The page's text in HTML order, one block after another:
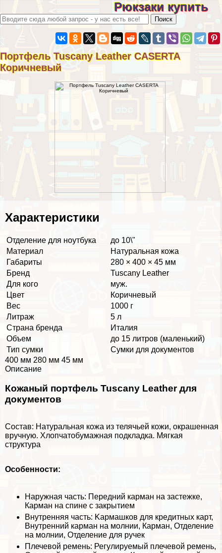
Рюкзаки купить
Портфель Tuscany Leather CASERTA
Коричневый
Хаpaктеристики
Отделение для ноутбука
до 10\"
Материал
Натуральная кожа
Габариты
280 × 400 × 45 мм
Бренд
Tuscany Leather
Для кого
муж.
Цвет
Коричневый
Вес
1000 г
Литраж
5 л
Страна бренда
Италия
Объем
до 15 литров (маленький)
Тип сумки
Сумки для документов
400 мм 280 мм 45 мм
Описание
Кожаный портфель Tuscany Leather для
документов
Состав: Натуральная кожа из телячьей кожи, окрашенная
вручную. Хлопчатобумажная подкладка. Мягкая
структура
Особенности:
Наружная часть: Передний карман на застежке,
Карман на спине с закрытием
Внутренняя часть: Kармашков для кредитных карт,
Внутренний карман на молнии, Карман, Отделение
на молнии, Отделение для ручек
Плечевой ремень: Регулируемый плечевой ремень,